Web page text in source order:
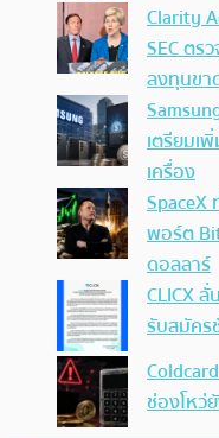
Clarity
SEC ตร
ลงทุนข
เตรียมเ
เครื่อง
SpaceX
พอร์ต
ดอลลาร์
CLICX
รับสมัคร
ช่องโหว่